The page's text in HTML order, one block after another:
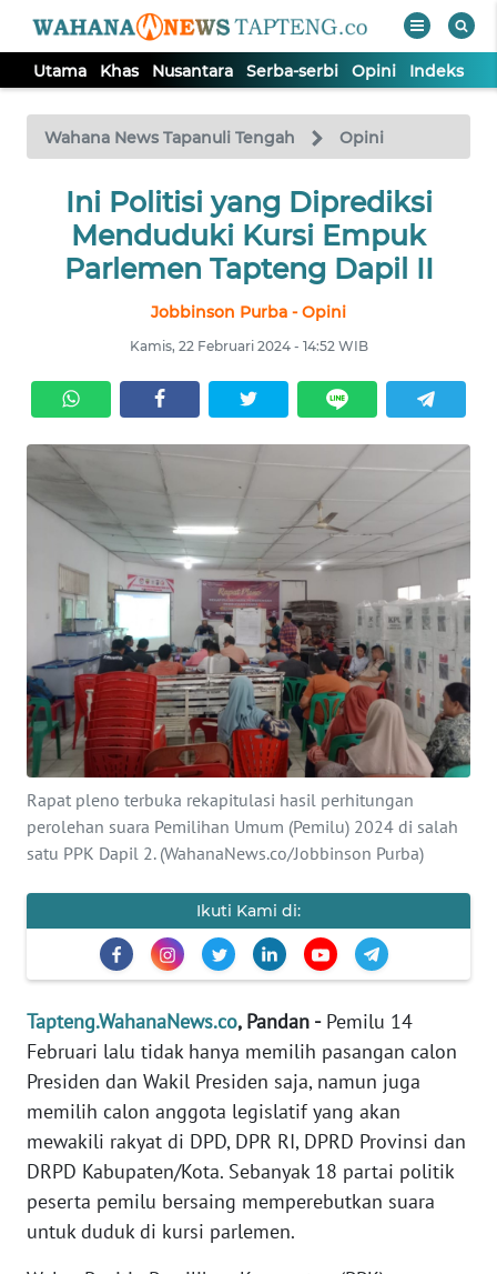
Utama Khas Nusantara Serba-serbi Opini Indeks
Wahana News Tapanuli Tengah Opini
Ini Politisi yang Diprediksi
Menduduki Kursi Empuk
Parlemen Tapteng Dapil II
Jobbinson Purba - Opini
Kamis, 22 Februari 2024 - 14:52 WIB
Rapat pleno terbuka rekapitulasi hasil perhitungan
perolehan suara Pemilihan Umum (Pemilu) 2024 di salah
satu PPK Dapil 2. (WahanaNews.co/Jobbinson Purba)
Ikuti Kami di:
Tapteng.WahanaNews.co, Pandan -Pemilu 14
Februari lalu tidak hanya memilih pasangan calon
Presiden dan Wakil Presiden saja, namun juga
memilih calon anggota legislatif yang akan
mewakili rakyat di DPD, DPR RI, DPRD Provinsi dan
DRPD Kabupaten/Kota. Sebanyak 18 partai politik
peserta pemilu bersaing memperebutkan suara
untuk duduk di kursi parlemen.
TV
Tutup
UTAMA
KHAS
SERBA-
SERBI
Informasi
BERITA
KONTAK
KAMI
INFO
IKLAN
TENTANG
KAMI
MEDIA
REDAKSI
KARIR
DISCLAIMER
News
Regional